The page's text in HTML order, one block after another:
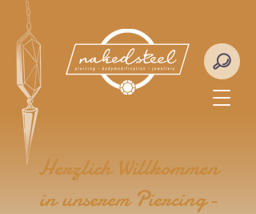
Herzlich Willkommen
in unserem Piercing-